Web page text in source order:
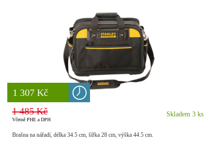
8 777 Kč
1 307 Kč
1 485 Kč
Včetně PHE a DPH
Skladem 3 ks
Brašna na nářadí, délka 34.5 cm, šířka 28 cm, výška 44.5 cm.